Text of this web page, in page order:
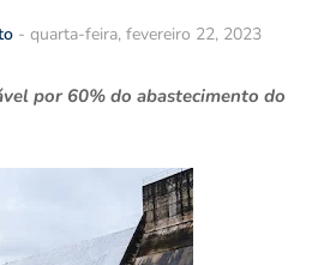
- quarta-feira, fevereiro 22, 2023
por 60% do abastecimento do